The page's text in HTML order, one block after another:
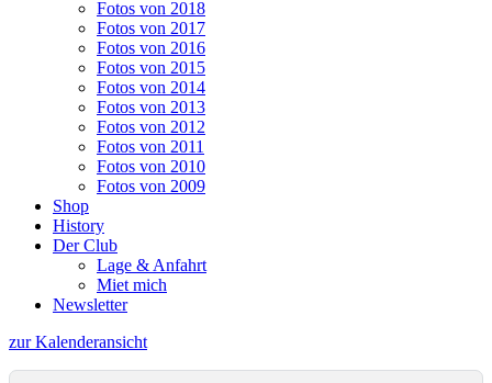
Fotos von 2018
Fotos von 2017
Fotos von 2016
Fotos von 2015
Fotos von 2014
Fotos von 2013
Fotos von 2012
Fotos von 2011
Fotos von 2010
Fotos von 2009
Shop
History
Der Club
Lage & Anfahrt
Miet mich
Newsletter
zur Kalenderansicht